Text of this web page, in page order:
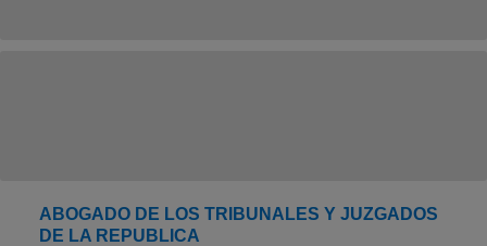
ABOGADO DE LOS TRIBUNALES Y JUZGADOS
DE LA REPUBLICA